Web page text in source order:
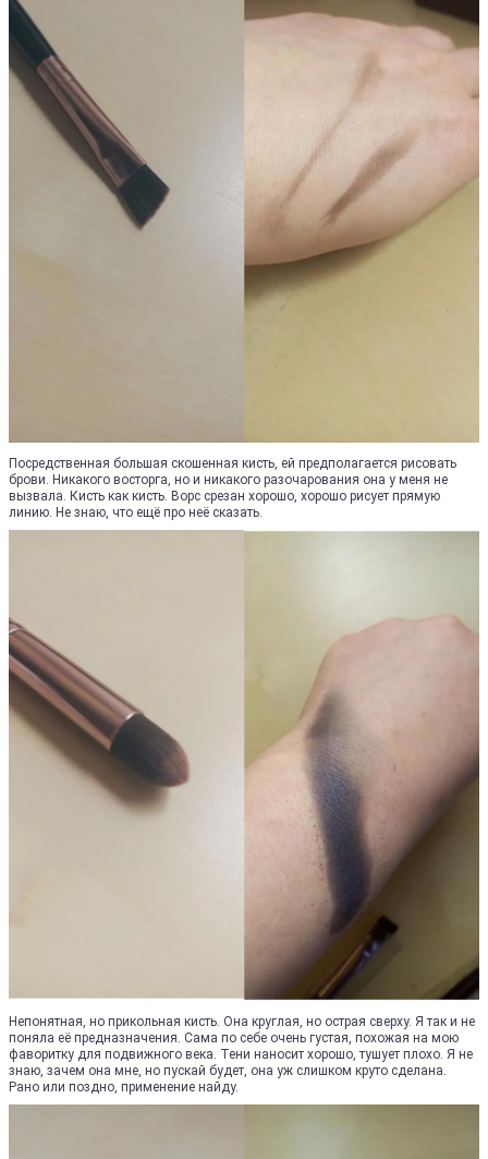
Посредственная большая скошенная кисть, ей предполагается рисовать
брови. Никакого восторга, но и никакого разочарования она у меня не
вызвала. Кисть как кисть. Ворс срезан хорошо, хорошо рисует прямую
линию. Не знаю, что ещё про неё сказать.
Непонятная, но прикольная кисть. Она круглая, но острая сверху. Я так и не
поняла её предназначения. Сама по себе очень густая, похожая на мою
фаворитку для подвижного века. Тени наносит хорошо, тушует плохо. Я не
знаю, зачем она мне, но пускай будет, она уж слишком круто сделана.
Рано или поздно, применение найду.